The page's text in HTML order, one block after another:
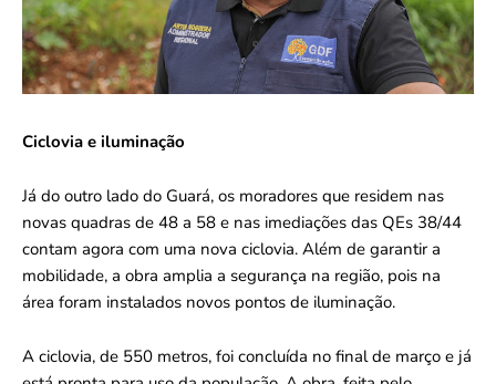
Ciclovia e iluminação
Já do outro lado do Guará, os moradores que residem nas
novas quadras de 48 a 58 e nas imediações das QEs 38/44
contam agora com uma nova ciclovia. Além de garantir a
mobilidade, a obra amplia a segurança na região, pois na
área foram instalados novos pontos de iluminação.
A ciclovia, de 550 metros, foi concluída no final de março e já